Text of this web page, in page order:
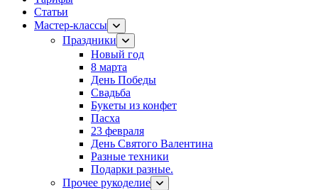
Статьи
Мастер-классы
Праздники
Новый год
8 марта
День Победы
Свадьба
Букеты из конфет
Пасха
23 февраля
День Святого Валентина
Разные техники
Подарки разные.
Прочее рукоделие